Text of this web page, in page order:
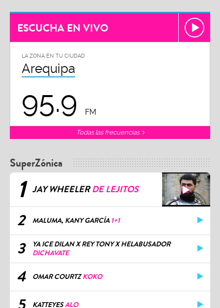
ESCUCHA EN VIVO
LA ZONA EN TU CIUDAD
Arequipa
95.9 FM
Todas las frecuencias
SuperZónica
1 JAY WHEELERDE LEJITOS
2 MALUMA, KANY GARCÍA 1+1
3
YA ICE DILAN X REY TONY X HELABUSADOR
DICHAVATE
4 OMAR COURTZKOKO
KATTEYESALO